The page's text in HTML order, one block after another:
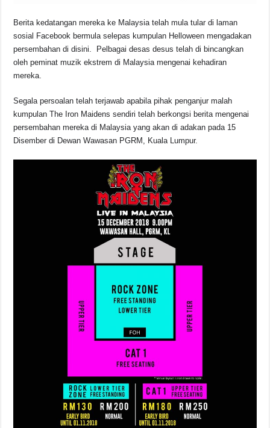
Berita kedatangan mereka ke Malaysia telah mula tular di laman
sosial Facebook bermula selepas kumpulan Helloween mengadakan
persembahan di disini. Pelbagai desas desus telah di bincangkan
oleh peminat muzik ekstrem di Malaysia mengenai kehadiran
mereka.
Segala persoalan telah terjawab apabila pihak penganjur malah
kumpulan The Iron Maidens sendiri telah berkongsi berita mengenai
persembahan mereka di Malaysia yang akan di adakan pada 15
Disember di Dewan Wawasan PGRM, Kuala Lumpur.